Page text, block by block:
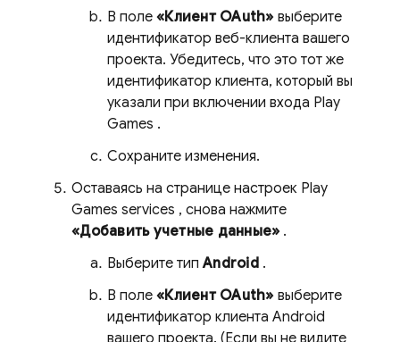
В поле «Клиент OAuth» выберите
идентификатор веб-клиента вашего
проекта. Убедитесь, что это тот же
идентификатор клиента, который вы
указали при включении входа Play
Games .
Сохраните изменения.
Оставаясь на странице настроек Play
Games services , снова нажмите
«Добавить учетные данные» .
Выберите типAndroid.
В поле «Клиент OAuth» выберите
идентификатор клиента Android
вашего проекта. (Если вы не видите